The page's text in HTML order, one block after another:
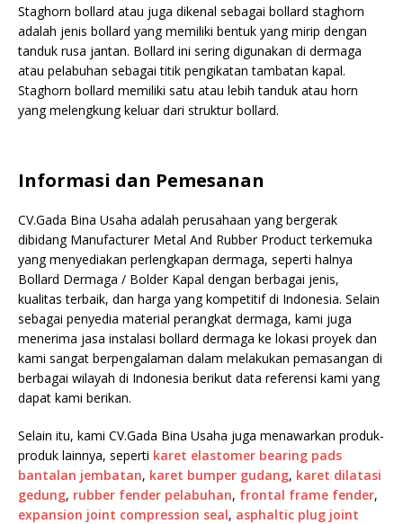
Staghorn bollard atau juga dikenal sebagai bollard staghorn
adalah jenis bollard yang memiliki bentuk yang mirip dengan
tanduk rusa jantan. Bollard ini sering digunakan di dermaga
atau pelabuhan sebagai titik pengikatan tambatan kapal.
Staghorn bollard memiliki satu atau lebih tanduk atau horn
yang melengkung keluar dari struktur bollard.
Informasi dan Pemesanan
CV.Gada Bina Usaha adalah perusahaan yang bergerak
dibidang Manufacturer Metal And Rubber Product terkemuka
yang menyediakan perlengkapan dermaga, seperti halnya
Bollard Dermaga / Bolder Kapal dengan berbagai jenis,
kualitas terbaik, dan harga yang kompetitif di Indonesia. Selain
sebagai penyedia material perangkat dermaga, kami juga
menerima jasa instalasi bollard dermaga ke lokasi proyek dan
kami sangat berpengalaman dalam melakukan pemasangan di
berbagai wilayah di Indonesia berikut data referensi kami yang
dapat kami berikan.
Selain itu, kami CV.Gada Bina Usaha juga menawarkan produk-
produk lainnya, seperti karet elastomer bearing pads
bantalan jembatan, karet bumper gudang, karet dilatasi
gedung, rubber fender pelabuhan, frontal frame fender,
expansion joint compression seal, asphaltic plug joint